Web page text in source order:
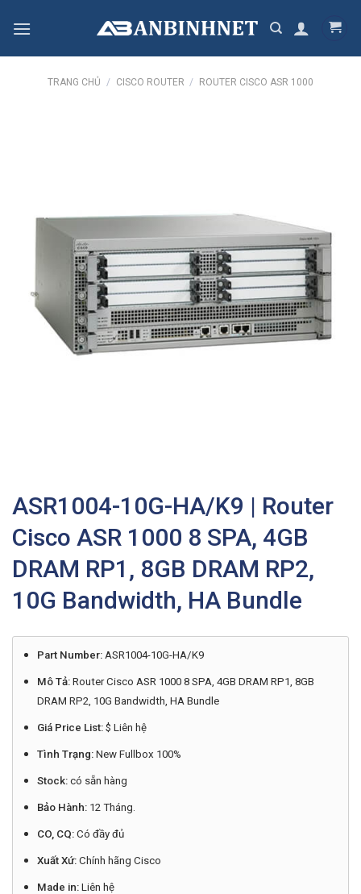
TRANG CHỦ / CISCO ROUTER / ROUTER CISCO ASR 1000
ASR1004-10G-HA/K9 | Router
Cisco ASR 1000 8 SPA, 4GB
DRAM RP1, 8GB DRAM RP2,
10G Bandwidth, HA Bundle
Part Number:ASR1004-10G-HA/K9
Mô Tả:Router Cisco ASR 1000 8 SPA, 4GB DRAM RP1, 8GB
DRAM RP2, 10G Bandwidth, HA Bundle
Giá Price List:$ Liên hệ
Tình Trạng:New Fullbox 100%
Stock:có sẵn hàng
Bảo Hành: 12 Tháng.
CO, CQ: Có đầy đủ
Xuất Xứ:Chính hãng Cisco
Made in:Liên hệ